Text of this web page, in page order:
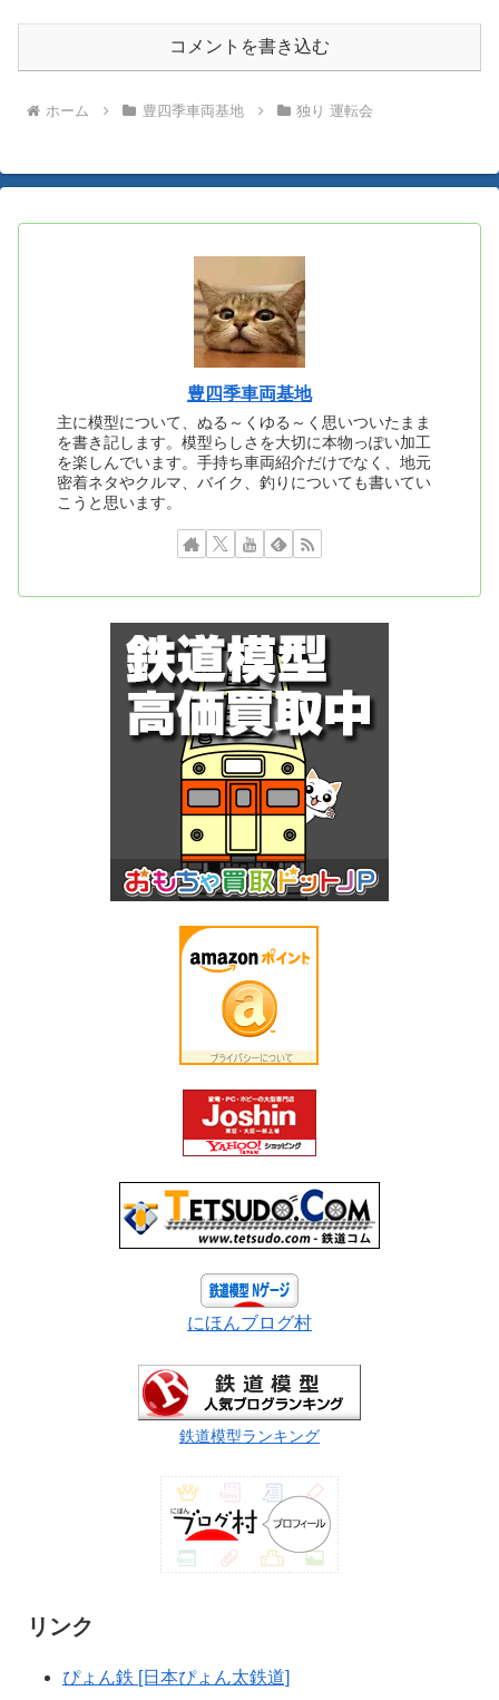
コメントを書き込む
ホーム 豊四季車両基地 独り 運転会
豊四季車両基地
主に模型について、ぬる～くゆる～く思いついたまま
を書き記します。模型らしさを大切に本物っぽい加工
を楽しんでいます。手持ち車両紹介だけでなく、地元
密着ネタやクルマ、バイク、釣りについても書いてい
こうと思います。
にほんブログ村
鉄道模型ランキング
リンク
ぴょん鉄 [日本ぴょん太鉄道]